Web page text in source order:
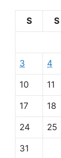
S
S
3 4
10 11
17 18
24 25
31